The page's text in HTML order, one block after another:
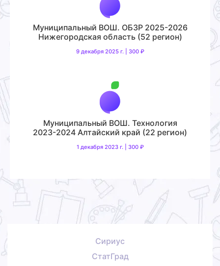
Муниципальный ВОШ. ОБЗР 2025-2026
Нижегородская область (52 регион)
9 декабря 2025 г. | 300 ₽
Муниципальный ВОШ. Технология
2023-2024 Алтайский край (22 регион)
1 декабря 2023 г. | 300 ₽
Сириус
СтатГрад